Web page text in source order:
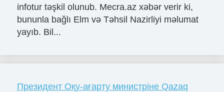
infotur təşkil olunub. Mecra.az xəbər verir ki,
bununla bağlı Elm və Təhsil Nazirliyi məlumat
yayıb. Bil...
Президент Оқу-ағарту министріне Qazaq